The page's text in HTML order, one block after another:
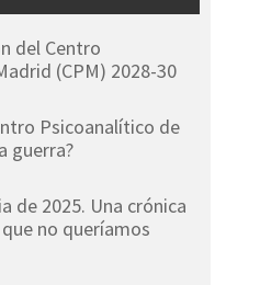
del Centro
(CPM) 2028-30
Psicoanalítico de
guerra?
de 2025. Una crónica
no queríamos